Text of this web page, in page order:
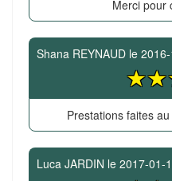
Merci pour
Shana REYNAUD le
Prestations faites
Luca JARDIN le 2017-01-